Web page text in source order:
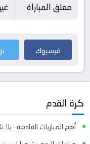
معلق المباراة
فيسبوك
كرة القدم
أهم المباريات القادمة –